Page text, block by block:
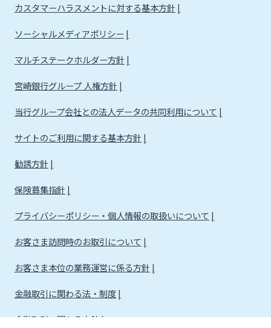
カスタマーハラスメントに対する基本方針
ソーシャルメディアポリシー
マルチステークホルダー方針
宮崎銀行グループ 人権方針
当行グループ会社との法人データの共同利用について
サイトのご利用に関する基本方針
勧誘方針
保険募集指針
プライバシーポリシー・個人情報の取扱いについて
お客さま訪問時のお取引について
お客さま本位の業務運営に係る方針
金融取引に関わる法・制度
金融取引に関わる方針